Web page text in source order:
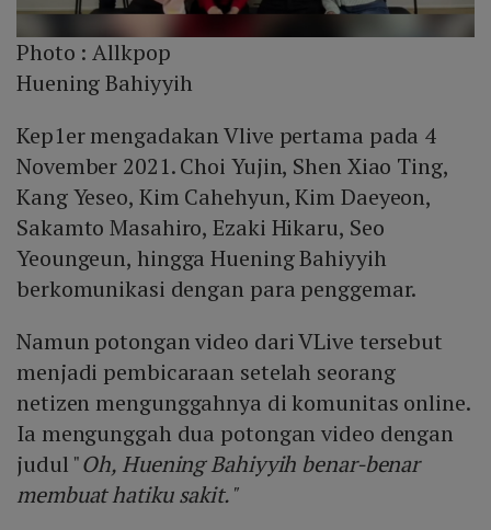
Photo :Allkpop
Huening Bahiyyih
Kep1er mengadakan Vlive pertama pada 4
November 2021. Choi Yujin, Shen Xiao Ting,
Kang Yeseo, Kim Cahehyun, Kim Daeyeon,
Sakamto Masahiro, Ezaki Hikaru, Seo
Yeoungeun, hingga Huening Bahiyyih
berkomunikasi dengan para penggemar.
Namun potongan video dari VLive tersebut
menjadi pembicaraan setelah seorang
netizen mengunggahnya di komunitas online.
Ia mengunggah dua potongan video dengan
judul "Oh, Huening Bahiyyih benar-benar
membuat hatiku sakit."